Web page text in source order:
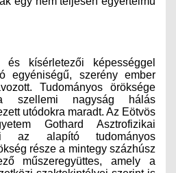
kísérletezői képességgel
egyéniségű, szerény ember
Tudományos öröksége
szellemi nagyság hálás
utódokra maradt. Az Eötvös
Gothard Asztrofizikai
az alapító tudományos
része a mintegy százhúsz
műszeregyüttes, amely a